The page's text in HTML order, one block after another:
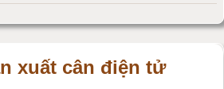
xuất cân điện tử